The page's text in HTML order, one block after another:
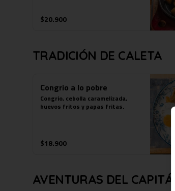
$20.900
TRADICIÓN DE CALETA
Congrio a lo pobre
Congrio, cebolla caramelizada,
huevos fritos y papas fritas.
$18.900
AVENTURAS DEL CAPITÁN